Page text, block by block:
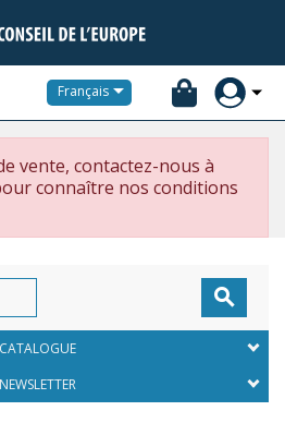
Français
vente, contactez-nous à
connaître nos conditions

CATALOGUE
NEWSLETTER